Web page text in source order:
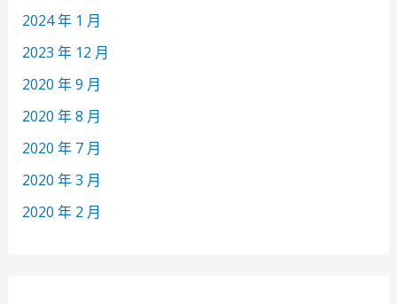
2024 年 1 月
2023 年 12 月
2020 年 9 月
2020 年 8 月
2020 年 7 月
2020 年 3 月
2020 年 2 月